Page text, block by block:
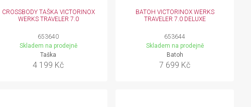
CROSSBODY TAŠKA VICTORINOX
WERKS TRAVELER 7.0
653640
Skladem na prodejně
Taška
4 199 Kč
BATOH VICTORINOX WERKS
TRAVELER 7.0 DELUXE
653644
Skladem na prodejně
Batoh
7 699 Kč